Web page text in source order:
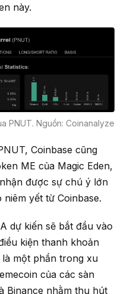
này.
PNUT. Nguồn: Coinanalyze
Coinbase cũng
ME của Magic Eden,
được sự chú ý lớn
yết từ Coinbase.
dự kiến sẽ bắt đầu vào
kiện thanh khoản
một phần trong xu
của các sàn
Binance nhằm thu hút